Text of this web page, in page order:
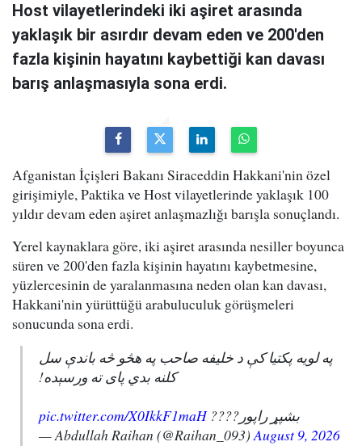
Host vilayetlerindeki iki aşiret arasında
yaklaşık bir asırdır devam eden ve 200'den
fazla kişinin hayatını kaybettiği kan davası
barış anlaşmasıyla sona erdi.
Afganistan İçişleri Bakanı Siraceddin Hakkani'nin özel
girişimiyle, Paktika ve Host vilayetlerinde yaklaşık 100
yıldır devam eden aşiret anlaşmazlığı barışla sonuçlandı.
Yerel kaynaklara göre, iki aşiret arasında nesiller boyunca
süren ve 200'den fazla kişinin hayatını kaybetmesine,
yüzlercesinin de yaralanmasına neden olan kan davası,
Hakkani'nin yürüttüğü arabuluculuk görüşmeleri
sonucunda sona erdi.
په لویه پکتیا کې د خلیفه صاحب په هڅو څه باندې سل
کلنه بدي پای ته ورسېده!
بشپړ راپور????pic.twitter.com/X0IkkF1maH
— Abdullah Raihan (@Raihan_093)August 9, 2026